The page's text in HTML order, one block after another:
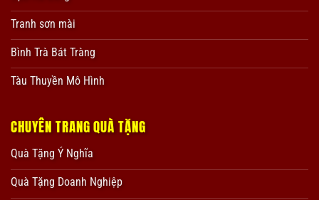
Tranh sơn mài
Bình Trà Bát Tràng
Tàu Thuyền Mô Hình
CHUYÊN TRANG QUÀ TẶNG
Quà Tặng Ý Nghĩa
Quà Tặng Doanh Nghiệp